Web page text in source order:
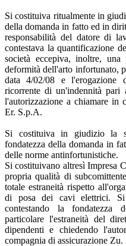
Si costituiva ritualmente in
della domanda in fatto ed in
responsabilità del datore di
contestava la quantificazione
società eccepiva, inoltre, una
deformità dell'arto infortunato,
data 4/02/08 e
ricorrente di un'indennità pari
l'autorizzazione a chiamare in
Er. S.p.A.
Si costituiva in giudizio la
fondatezza della domanda in
delle norme antinfortunistiche.
Si costituivano altresì Impresa
propria qualità di
totale estraneità rispetto
di posa dei cavi elettrici.
contestando la fondatezza
particolare l'estraneità del
dipendenti e chiedendo
compagnia di assicurazione Zu.